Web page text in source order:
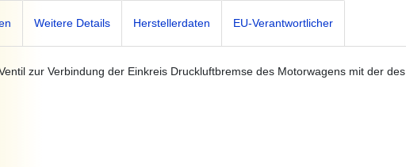
Weitere Details Herstellerdaten EU-Verantwortlicher
zur Verbindung der Einkreis Druckluftbremse des Motorwagens mit der des